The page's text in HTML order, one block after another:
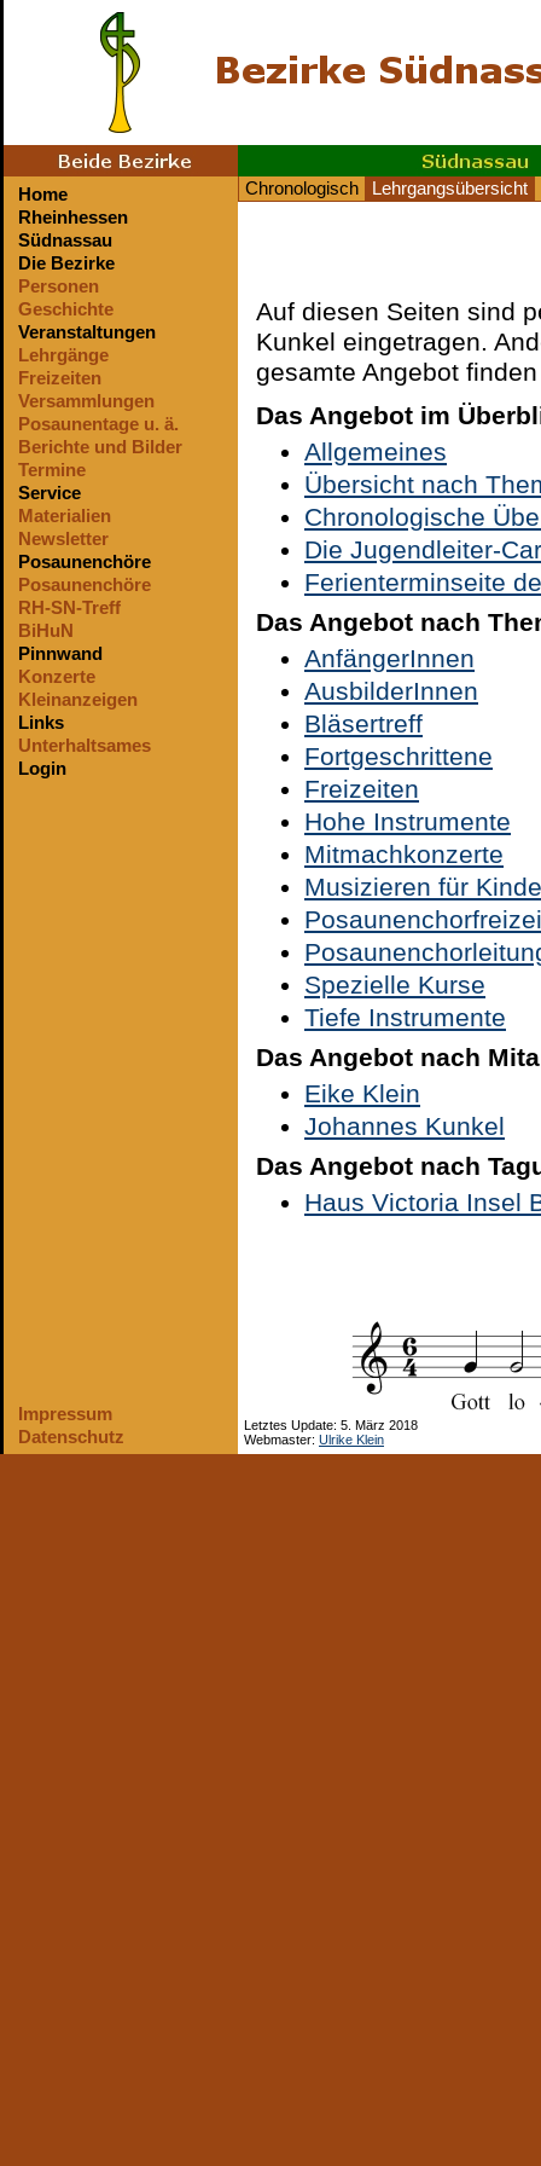
Home
Rheinhessen
Südnassau
Die Bezirke
Personen
Geschichte
Veranstaltungen
Lehrgänge
Freizeiten
Versammlungen
Posaunentage u. ä.
Berichte und Bilder
Termine
Service
Materialien
Newsletter
Posaunenchöre
Posaunenchöre
RH-SN-Treff
BiHuN
Pinnwand
Konzerte
Kleinanzeigen
Links
Unterhaltsames
Login
Chronologisch Lehrgangsübersicht
Auf diesen Seiten sind
Kunkel eingetragen.
gesamte Angebot
Das Angebot im
Allgemeines
Übersicht nach
Chronologische
Die Jugendleiter-
Ferienterminseite
Das Angebot nach
AnfängerInnen
AusbilderInnen
Bläsertreff
Fortgeschrittene
Freizeiten
Hohe Instrumente
Mitmachkonzerte
Musizieren für
Spezielle Kurse
Tiefe Instrumente
Das Angebot nach
Eike Klein
Johannes Kunkel
Das Angebot nach
Haus Victoria Insel
Impressum
Datenschutz
Letztes Update: 5. März 2018
Webmaster: Ulrike Klein